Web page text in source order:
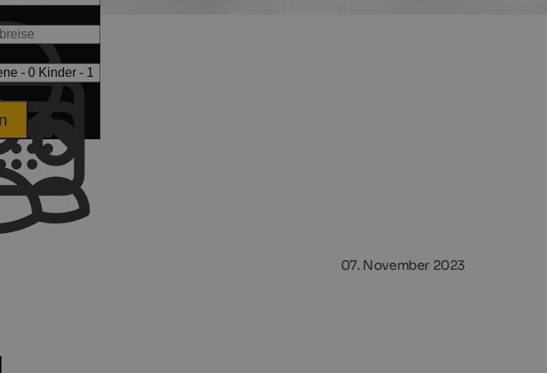
07. November 2023